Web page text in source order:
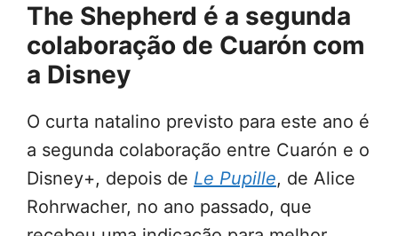
The Shepherd é a segunda
colaboração de Cuarón com
a Disney
O curta natalino previsto para este ano é
a segunda colaboração entre Cuarón e o
Disney+, depois de Le Pupille, de Alice
Rohrwacher, no ano passado, que